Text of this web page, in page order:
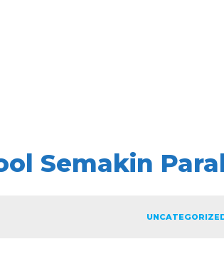
Semakin